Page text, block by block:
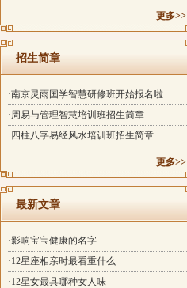
更多>>
招生简章
·南京灵雨国学智慧研修班开始报名啦...
·周易与管理智慧培训班招生简章
·四柱八字易经风水培训班招生简章
更多>>
最新文章
·影响宝宝健康的名字
·12星座相亲时最看重什么
·12星女最具哪种女人味